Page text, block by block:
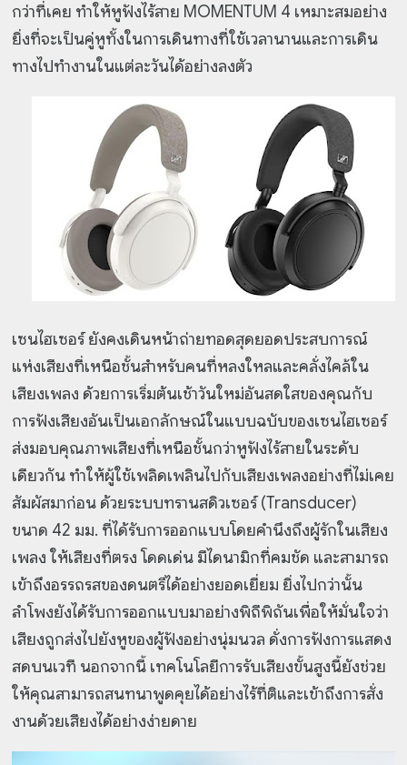
กว่าที่เคย ทำให้หูฟังไร้สาย MOMENTUM 4 เหมาะสมอย่าง
ยิ่งที่จะเป็นคู่หูทั้งในการเดินทางที่ใช้เวลานานและการเดิน
ทางไปทำงานในแต่ละวันได้อย่างลงตัว
เซนไฮเซอร์ ยังคงเดินหน้าถ่ายทอดสุดยอดประสบการณ์
แห่งเสียงที่เหนือชั้นสำหรับคนที่หลงใหลและคลั่งไคล้ใน
เสียงเพลง ด้วยการเริ่มต้นเช้าวันใหม่อันสดใสของคุณกับ
การฟังเสียงอันเป็นเอกลักษณ์ในแบบฉบับของเซนไฮเซอร์
ส่งมอบคุณภาพเสียงที่เหนือชั้นกว่าหูฟังไร้สายในระดับ
เดียวกัน ทำให้ผู้ใช้เพลิดเพลินไปกับเสียงเพลงอย่างที่ไม่เคย
สัมผัสมาก่อน ด้วยระบบทรานสดิวเซอร์ (Transducer)
ขนาด 42 มม. ที่ได้รับการออกแบบโดยคำนึงถึงผู้รักในเสียง
เพลง ให้เสียงที่ตรง โดดเด่น มีไดนามิกที่คมชัด และสามารถ
เข้าถึงอรรถรสของดนตรีได้อย่างยอดเยี่ยม ยิ่งไปกว่านั้น
ลำโพงยังได้รับการออกแบบมาอย่างพิถีพิถันเพื่อให้มั่นใจว่า
เสียงถูกส่งไปยังหูของผู้ฟังอย่างนุ่มนวล ดั่งการฟังการแสดง
สดบนเวที นอกจากนี้ เทคโนโลยีการรับเสียงขั้นสูงนี้ยังช่วย
ให้คุณสามารถสนทนาพูดคุยได้อย่างไร้ที่ติและเข้าถึงการสั่ง
งานด้วยเสียงได้อย่างง่ายดาย